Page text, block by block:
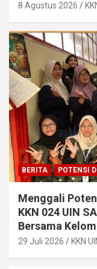
8 Agustus 2026
BERITA POTENSI
Menggali
KKN 024 UIN
Bersama
29 Juli 2026 KKN